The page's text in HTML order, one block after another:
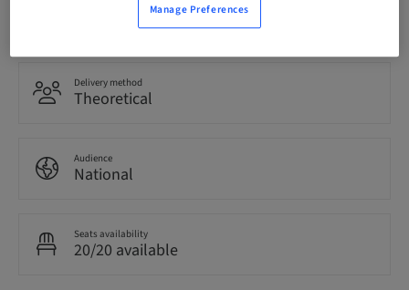
0.00 Points
Delivery method
Theoretical
Audience
National
Seats availability
20/20 available
Manage Preferences